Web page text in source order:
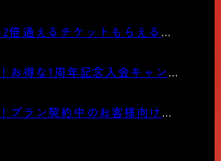
倍通えるチケットもらえるお
お得な1周年記念入会キャン
プラン契約中のお客様向けキ